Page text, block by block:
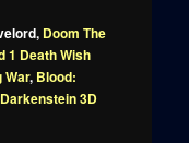
Doom The
1 Death Wish
War, Blood:
Darkenstein 3D